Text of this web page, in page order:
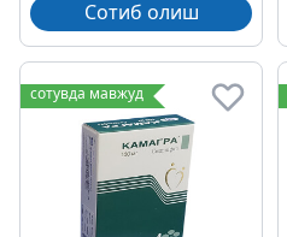
Сотиб олиш
сотувда мавжуд